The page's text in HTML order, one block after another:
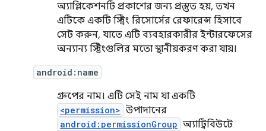
অ্যাপ্লিকেশনটি প্রকাশের জন্য প্রস্তুত হয়, তখন
এটিকে একটি স্ট্রিং রিসোর্সের রেফারেন্স হিসাবে
সেট করুন, যাতে এটি ব্যবহারকারীর ইন্টারফেসের
অন্যান্য স্ট্রিংগুলির মতো স্থানীয়করণ করা যায়।
android:name
গ্রুপের নাম। এটি সেই নাম যা একটি
<permission> উপাদানের
android:permissionGroup অ্যাট্রিবিউটে